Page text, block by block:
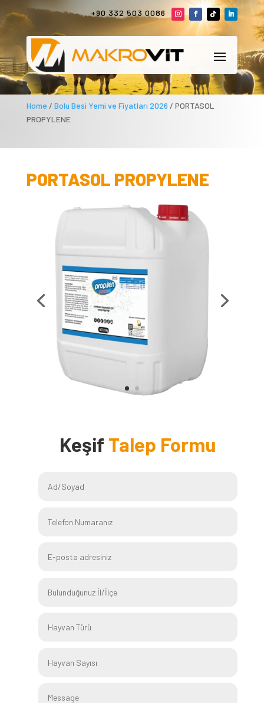
+90 332 503 0086
Home / Bolu Besi Yemi ve Fiyatları 2026 / PORTASOL
PROPYLENE
PORTASOL PROPYLENE
Keşif Talep Formu